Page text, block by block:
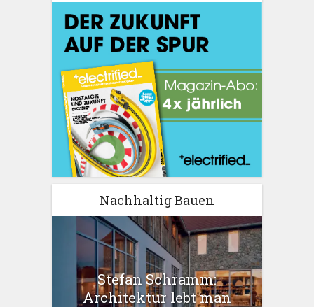
Nachhaltig Bauen
Stefan Schramm:
Architektur lebt man